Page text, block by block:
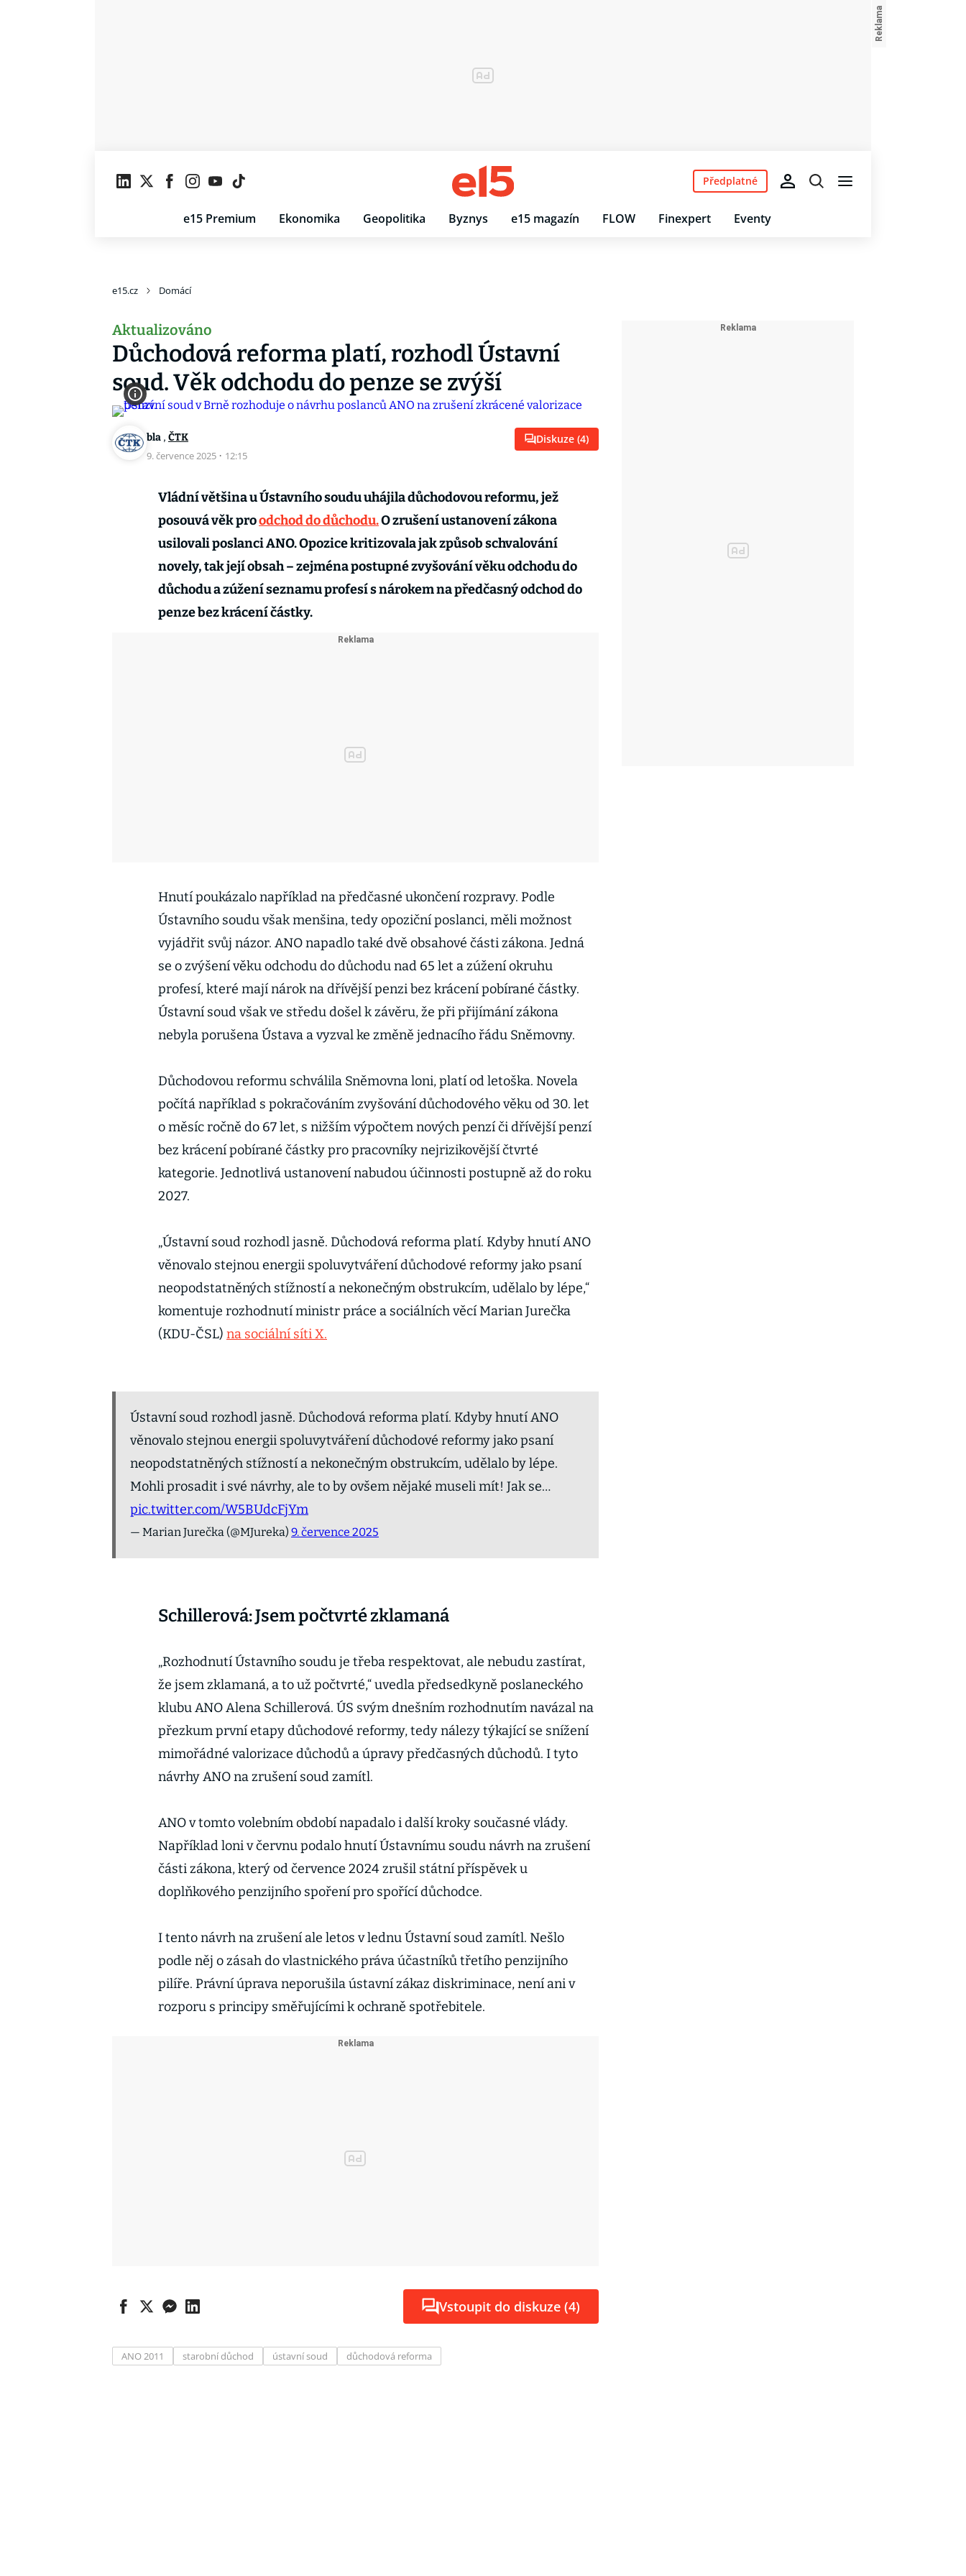
e15 Premium Ekonomika Geopolitika Byznys e15 magazín FLOW Finexpert Eventy
Předplatné
e15.cz Domácí
Aktualizováno
Důchodová reforma platí, rozhodl Ústavní
soud. Věk odchodu do penze se zvýší
bla , ČTK
9. července 2025 · 12:15
Diskuze (4)
Vládní většina u Ústavního soudu uhájila důchodovou reformu, jež
posouvá věk proodchod do důchodu.O zrušení ustanovení zákona
usilovali poslanci ANO. Opozice kritizovala jak způsob schvalování
novely, tak její obsah – zejména postupné zvyšování věku odchodu do
důchodu a zúžení seznamu profesí s nárokem na předčasný odchod do
penze bez krácení částky.
Hnutí poukázalo například na předčasné ukončení rozpravy. Podle
Ústavního soudu však menšina, tedy opoziční poslanci, měli možnost
vyjádřit svůj názor. ANO napadlo také dvě obsahové části zákona. Jedná
se o zvýšení věku odchodu do důchodu nad 65 let a zúžení okruhu
profesí, které mají nárok na dřívější penzi bez krácení pobírané částky.
Ústavní soud však ve středu došel k závěru, že při přijímání zákona
nebyla porušena Ústava a vyzval ke změně jednacího řádu Sněmovny.
Důchodovou reformu schválila Sněmovna loni, platí od letoška. Novela
počítá například s pokračováním zvyšování důchodového věku od 30. let
o měsíc ročně do 67 let, s nižším výpočtem nových penzí či dřívější penzí
bez krácení pobírané částky pro pracovníky nejrizikovější čtvrté
kategorie. Jednotlivá ustanovení nabudou účinnosti postupně až do roku
2027.
„Ústavní soud rozhodl jasně. Důchodová reforma platí. Kdyby hnutí ANO
věnovalo stejnou energii spoluvytváření důchodové reformy jako psaní
neopodstatněných stížností a nekonečným obstrukcím, udělalo by lépe,“
komentuje rozhodnutí ministr práce a sociálních věcí Marian Jurečka
(KDU-ČSL) na sociální síti X.
Ústavní soud rozhodl jasně. Důchodová reforma platí. Kdyby hnutí ANO
věnovalo stejnou energii spoluvytváření důchodové reformy jako psaní
neopodstatněných stížností a nekonečným obstrukcím, udělalo by lépe.
Mohli prosadit i své návrhy, ale to by ovšem nějaké museli mít! Jak se…
pic.twitter.com/W5BUdcFjYm
— Marian Jurečka (@MJureka) 9. července 2025
Schillerová: Jsem počtvrté zklamaná
„Rozhodnutí Ústavního soudu je třeba respektovat, ale nebudu zastírat,
že jsem zklamaná, a to už počtvrté,“ uvedla předsedkyně poslaneckého
klubu ANO Alena Schillerová. ÚS svým dnešním rozhodnutím navázal na
přezkum první etapy důchodové reformy, tedy nálezy týkající se snížení
mimořádné valorizace důchodů a úpravy předčasných důchodů. I tyto
návrhy ANO na zrušení soud zamítl.
ANO v tomto volebním období napadalo i další kroky současné vlády.
Například loni v červnu podalo hnutí Ústavnímu soudu návrh na zrušení
části zákona, který od července 2024 zrušil státní příspěvek u
doplňkového penzijního spoření pro spořící důchodce.
I tento návrh na zrušení ale letos v lednu Ústavní soud zamítl. Nešlo
podle něj o zásah do vlastnického práva účastníků třetího penzijního
pilíře. Právní úprava neporušila ústavní zákaz diskriminace, není ani v
rozporu s principy směřujícími k ochraně spotřebitele.
Vstoupit do diskuze (4)
ANO 2011 starobní důchod ústavní soud důchodová reforma